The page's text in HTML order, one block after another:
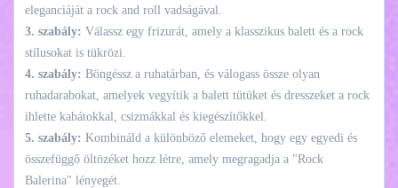
eleganciáját a rock and roll vadságával.
3. szabály: Válassz egy frizurát, amely a klasszikus balett és a rock
stílusokat is tükrözi.
4. szabály: Böngéssz a ruhatárban, és válogass össze olyan
ruhadarabokat, amelyek vegyítik a balett tütüket és dresszeket a rock
ihlette kabátokkal, csizmákkal és kiegészítőkkel.
5. szabály: Kombináld a különböző elemeket, hogy egy egyedi és
összefüggő öltözéket hozz létre, amely megragadja a "Rock
Balerina" lényegét.